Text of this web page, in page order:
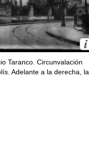
Taranco. Circunvalación
Adelante a la derecha, la